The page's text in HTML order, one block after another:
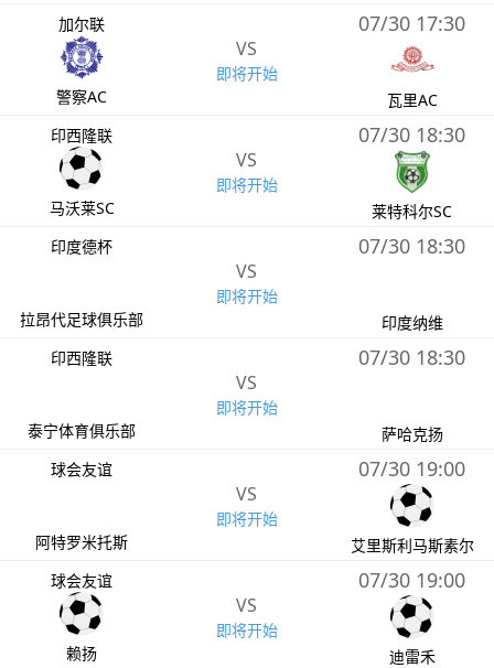
加尔联
警察AC
VS
即将开始
07/30 17:30
瓦里AC
印西隆联
马沃莱SC
VS
即将开始
07/30 18:30
莱特科尔SC
印度德杯
拉昂代足球俱乐部
VS
即将开始
07/30 18:30
印度纳维
印西隆联
泰宁体育俱乐部
VS
即将开始
07/30 18:30
萨哈克扬
球会友谊
阿特罗米托斯
VS
即将开始
07/30 19:00
艾里斯利马斯素尔
球会友谊
赖扬
VS
即将开始
07/30 19:00
迪雷禾